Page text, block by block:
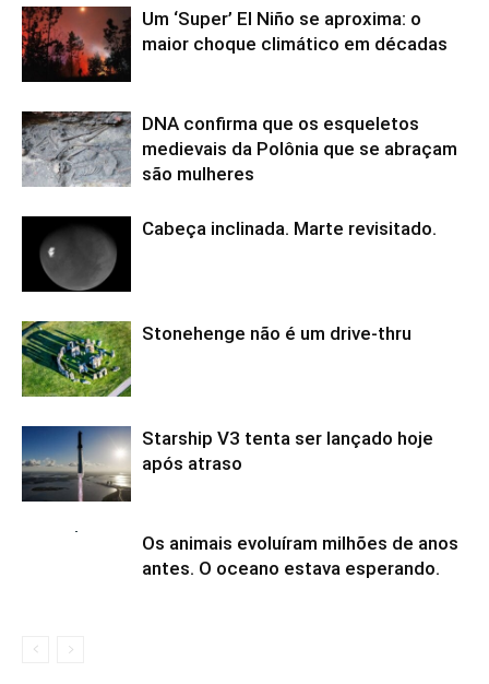
Um ‘Super’ El Niño se aproxima: o
maior choque climático em décadas
DNA confirma que os esqueletos
medievais da Polônia que se abraçam
são mulheres
Cabeça inclinada. Marte revisitado.
Stonehenge não é um drive-thru
Starship V3 tenta ser lançado hoje
após atraso
Os animais evoluíram milhões de anos
antes. O oceano estava esperando.